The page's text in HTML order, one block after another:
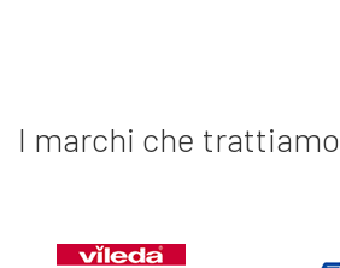
I marchi che trattiamo